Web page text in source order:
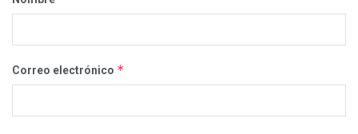
Correo electrónico *